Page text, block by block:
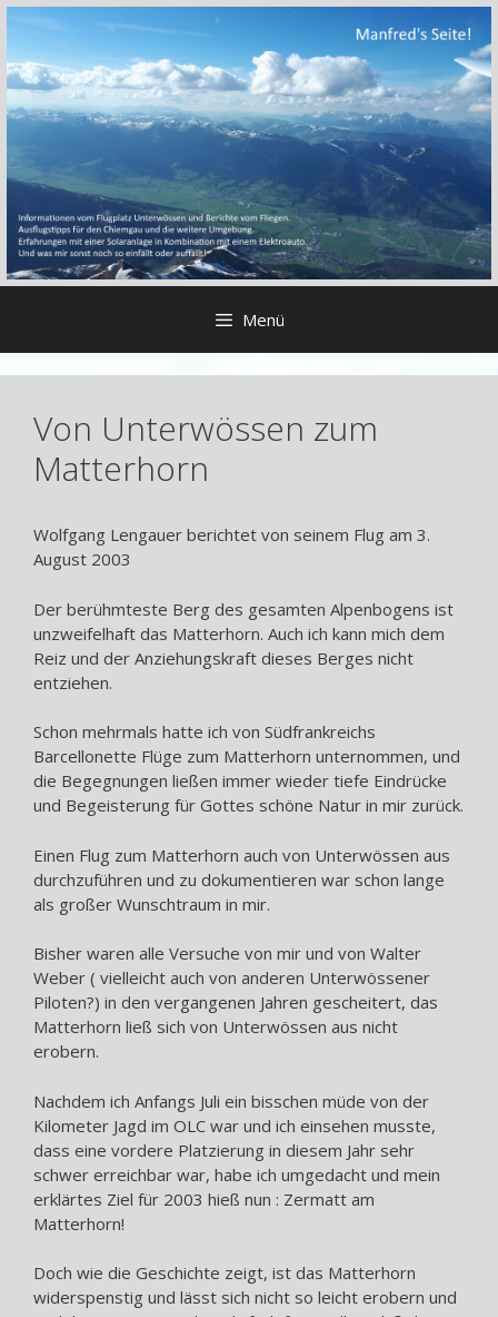
Zum
springen
Menü
Von Unterwössen zum
Matterhorn
Wolfgang Lengauer berichtet von seinem Flug am 3.
August 2003
Der berühmteste Berg des gesamten Alpenbogens ist
unzweifelhaft das Matterhorn. Auch ich kann mich dem
Reiz und der Anziehungskraft dieses Berges nicht
entziehen.
Schon mehrmals hatte ich von Südfrankreichs
Barcellonette Flüge zum Matterhorn unternommen, und
die Begegnungen ließen immer wieder tiefe Eindrücke
und Begeisterung für Gottes schöne Natur in mir zurück.
Einen Flug zum Matterhorn auch von Unterwössen aus
durchzuführen und zu dokumentieren war schon lange
als großer Wunschtraum in mir.
Bisher waren alle Versuche von mir und von Walter
Weber ( vielleicht auch von anderen Unterwössener
Piloten?) in den vergangenen Jahren gescheitert, das
Matterhorn ließ sich von Unterwössen aus nicht
erobern.
Nachdem ich Anfangs Juli ein bisschen müde von der
Kilometer Jagd im OLC war und ich einsehen musste,
dass eine vordere Platzierung in diesem Jahr sehr
schwer erreichbar war, habe ich umgedacht und mein
erklärtes Ziel für 2003 hieß nun : Zermatt am
Matterhorn!
Doch wie die Geschichte zeigt, ist das Matterhorn
widerspenstig und lässt sich nicht so leicht erobern und